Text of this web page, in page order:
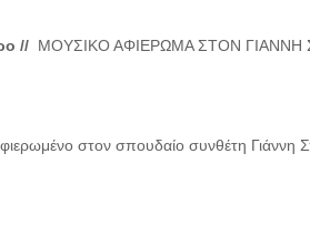
// ΜΟΥΣΙΚΟ ΑΦΙΕΡΩΜΑ ΣΤΟΝ ΓΙΑΝΝΗ
στον σπουδαίο συνθέτη Γιάννη